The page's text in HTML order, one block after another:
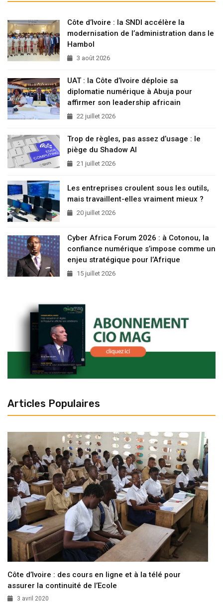
Côte d’Ivoire : la SNDI accélère la
modernisation de l’administration dans le
Hambol
3 août 2026
UAT : la Côte d’Ivoire déploie sa
diplomatie numérique à Abuja pour
affirmer son leadership africain
22 juillet 2026
Trop de règles, pas assez d’usage : le
piège du Shadow AI
21 juillet 2026
Les entreprises croulent sous les outils,
mais travaillent-elles vraiment mieux ?
20 juillet 2026
Cyber Africa Forum 2026 : à Cotonou, la
confiance numérique s’impose comme un
enjeu stratégique pour l’Afrique
15 juillet 2026
Articles Populaires
Côte d’Ivoire : des cours en ligne et à la télé pour
assurer la continuité de l’Ecole
3 avril 2020